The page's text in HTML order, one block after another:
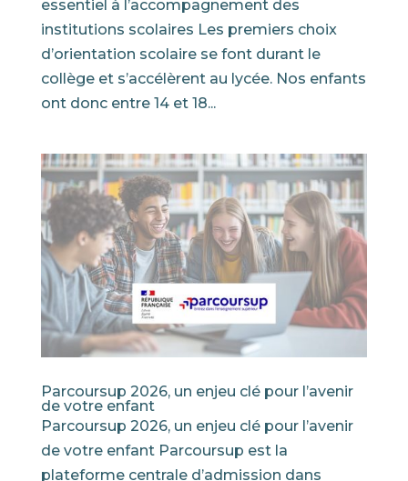
essentiel à l’accompagnement des
institutions scolaires Les premiers choix
d’orientation scolaire se font durant le
collège et s’accélèrent au lycée. Nos enfants
ont donc entre 14 et 18...
Parcoursup 2026, un enjeu clé pour l’avenir
de votre enfant
Parcoursup 2026, un enjeu clé pour l’avenir
de votre enfant Parcoursup est la
plateforme centrale d’admission dans